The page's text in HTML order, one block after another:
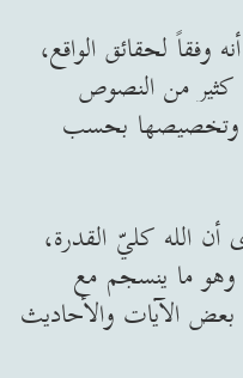
وفقاً لحقائق الواقع،
من النصوص
وتخصيصها بحسب
الله كليّ القدرة،
وهو ما ينسجم مع
الآيات والأحاديث